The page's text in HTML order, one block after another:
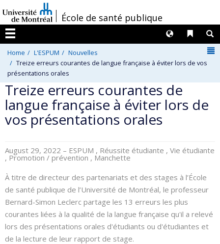
au
contenu
/École de santé publique
Menu
Liens
Langues
Home L'ESPUM
Nouvelles
Treize erreurs courantes de langue française à éviter lors de vos
présentations orales
Treize erreurs courantes de
langue française à éviter lors de
vos présentations orales
August 29, 2022 – ESPUM , Réussite étudiante , Vie étudiante
, Promotion / prévention , Manchette
À titre de directeur des partenariats et des stages à l’École
de santé publique de l’Université de Montréal, le professeur
Bernard-Simon Leclerc partage les 13 erreurs les plus
courantes liées à la qualité de la langue française qu'il a relevé
lors des présentations orales d'étudiants ou d'étudiantes et
de la lecture de leur rapport de stage.